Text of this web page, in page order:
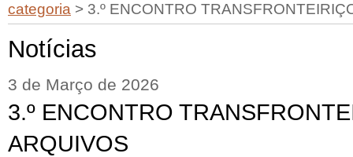
categoria > 3.º ENCONTRO
Notícias
3 de Março de 2026
3.º ENCONTRO
ARQUIVOS